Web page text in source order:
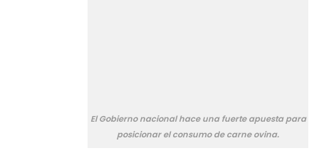
El Gobierno nacional hace una fuerte apuesta para
posicionar el consumo de carne ovina.